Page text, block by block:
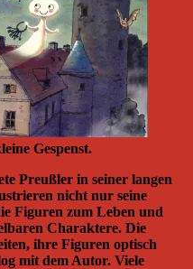
Gespenst.
Preußler in seiner langen
nicht nur seine
Figuren zum Leben und
Charaktere. Die
ihre Figuren optisch
mit dem Autor. Viele